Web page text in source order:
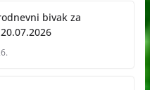
bivak za